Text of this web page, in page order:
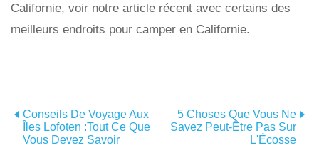
Californie, voir notre article récent avec certains des
meilleurs endroits pour camper en Californie.
Conseils De Voyage Aux
Îles Lofoten :tout Ce Que
Vous Devez Savoir
5 Choses Que Vous Ne
Savez Peut-Être Pas Sur
L'Écosse